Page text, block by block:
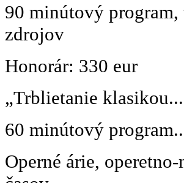
90 minútový
zdrojov
Honorár: 330 eur
„Trblietanie
60 minútový
Operné árie,